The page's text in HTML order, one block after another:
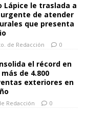
Lápice le traslada a
de atender
que presenta
de Redacción 0
el récord en
de 4.800
exteriores en
Redacción 0